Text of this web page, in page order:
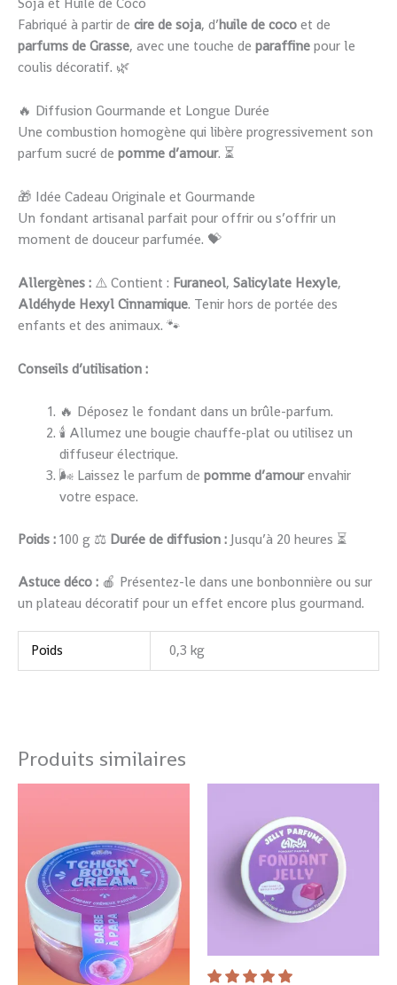
Soja et Huile de Coco
Fabriqué à partir de cire de soja, d’huile de coco et de
parfums de Grasse, avec une touche de paraffine pour le
coulis décoratif. 🌿
🔥 Diffusion Gourmande et Longue Durée
Une combustion homogène qui libère progressivement son
parfum sucré de pomme d’amour. ⏳
🎁 Idée Cadeau Originale et Gourmande
Un fondant artisanal parfait pour offrir ou s’offrir un
moment de douceur parfumée. 💝
Allergènes : ⚠️ Contient : Furaneol, Salicylate Hexyle,
Aldéhyde Hexyl Cinnamique. Tenir hors de portée des
enfants et des animaux. 🐾
Conseils d’utilisation :
🔥 Déposez le fondant dans un brûle-parfum.
🕯️ Allumez une bougie chauffe-plat ou utilisez un
diffuseur électrique.
🌬️ Laissez le parfum de pomme d’amourenvahir
votre espace.
Poids : 100 g ⚖️ Durée de diffusion : Jusqu’à 20 heures ⏳
Astuce déco : 🍎 Présentez-le dans une bonbonnière ou sur
un plateau décoratif pour un effet encore plus gourmand.
Poids 0,3 kg
Produits similaires